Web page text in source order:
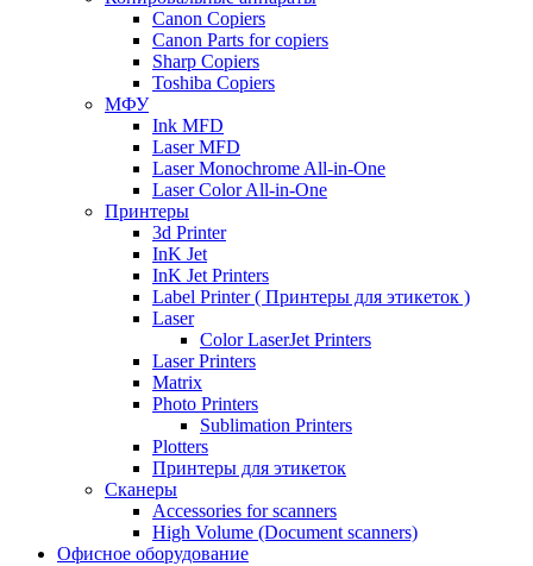
Canon Copiers
Canon Parts for copiers
Sharp Copiers
Toshiba Copiers
МФУ
Ink MFD
Laser MFD
Laser Monochrome All-in-One
Laser Color All-in-One
Принтеры
3d Printer
InK Jet
InK Jet Printers
Label Printer ( Принтеры для этикеток )
Laser
Color LaserJet Printers
Laser Printers
Matrix
Photo Printers
Sublimation Printers
Plotters
Принтеры для этикеток
Сканеры
Accessories for scanners
High Volume (Document scanners)
Офисное оборудование